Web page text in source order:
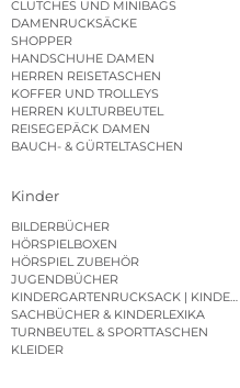
CLUTCHES UND MINIBAGS
DAMENRUCKSÄCKE
SHOPPER
HANDSCHUHE DAMEN
HERREN REISETASCHEN
KOFFER UND TROLLEYS
HERREN KULTURBEUTEL
REISEGEPÄCK DAMEN
BAUCH- & GÜRTELTASCHEN
Kinder
BILDERBÜCHER
HÖRSPIELBOXEN
HÖRSPIEL ZUBEHÖR
JUGENDBÜCHER
SACHBÜCHER & KINDERLEXIKA
TURNBEUTEL & SPORTTASCHEN
KLEIDER